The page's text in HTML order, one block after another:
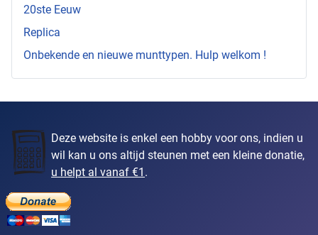
20ste Eeuw
Replica
Onbekende en nieuwe munttypen. Hulp welkom !
Deze website is enkel een hobby voor ons, indien u
wil kan u ons altijd steunen met een kleine donatie,
u helpt al vanaf €1 .